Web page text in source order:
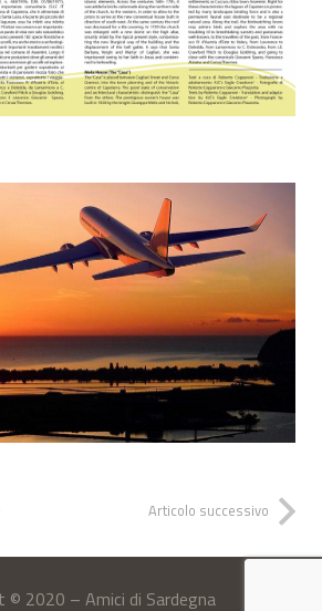
Articolo successivo
© 2020 – Amici di Sardegna